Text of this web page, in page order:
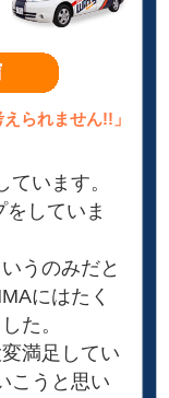
られません!!」
います。
していま
うのみだと
にはたく
た。
満足してい
こうと思い